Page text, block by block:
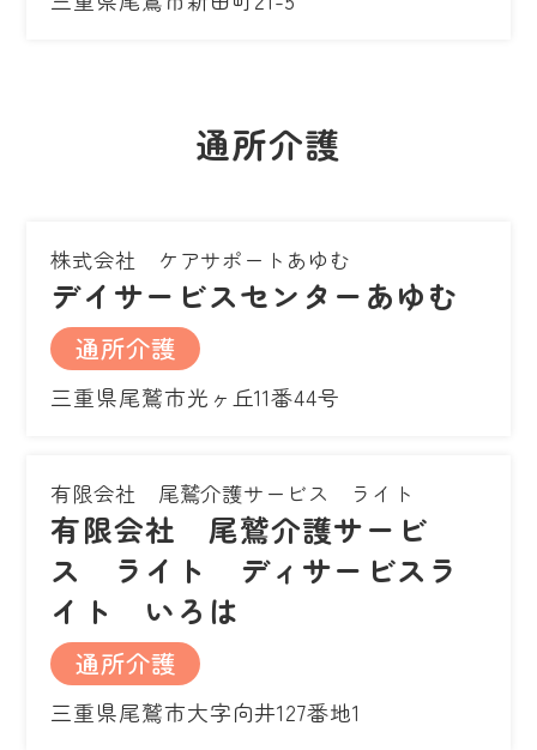
通所介護
株式会社 ケアサポートあゆむ
デイサービスセンターあゆむ
通所介護
三重県尾鷲市光ヶ丘11番44号
有限会社 尾鷲介護サービス ライト
有限会社 尾鷲介護サービ
ス ライト ディサービスラ
イト いろは
通所介護
三重県尾鷲市大字向井127番地1